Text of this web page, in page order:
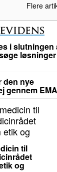
Flere
i slutningen
den nye
gennem EMA
til
og